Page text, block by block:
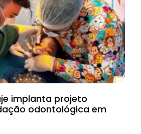
implanta projeto
odontológica em